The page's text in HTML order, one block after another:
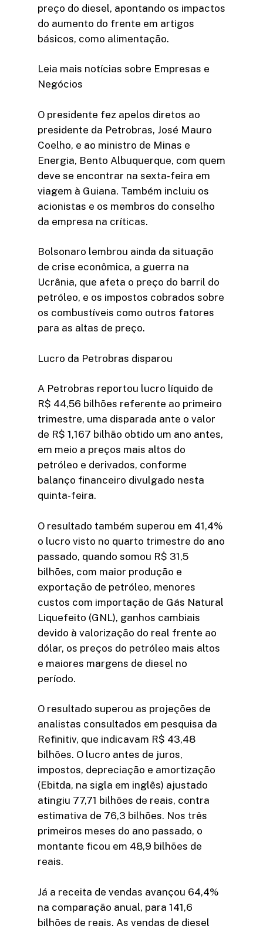
preço do diesel, apontando os impactos
do aumento do frente em artigos
básicos, como alimentação.
Leia mais notícias sobre Empresas e
Negócios
O presidente fez apelos diretos ao
presidente da Petrobras, José Mauro
Coelho, e ao ministro de Minas e
Energia, Bento Albuquerque, com quem
deve se encontrar na sexta-feira em
viagem à Guiana. Também incluiu os
acionistas e os membros do conselho
da empresa na críticas.
Bolsonaro lembrou ainda da situação
de crise econômica, a guerra na
Ucrânia, que afeta o preço do barril do
petróleo, e os impostos cobrados sobre
os combustíveis como outros fatores
para as altas de preço.
Lucro da Petrobras disparou
A Petrobras reportou lucro líquido de
R$ 44,56 bilhões referente ao primeiro
trimestre, uma disparada ante o valor
de R$ 1,167 bilhão obtido um ano antes,
em meio a preços mais altos do
petróleo e derivados, conforme
balanço financeiro divulgado nesta
quinta-feira.
O resultado também superou em 41,4%
o lucro visto no quarto trimestre do ano
passado, quando somou R$ 31,5
bilhões, com maior produção e
exportação de petróleo, menores
custos com importação de Gás Natural
Liquefeito (GNL), ganhos cambiais
devido à valorização do real frente ao
dólar, os preços do petróleo mais altos
e maiores margens de diesel no
período.
O resultado superou as projeções de
analistas consultados em pesquisa da
Refinitiv, que indicavam R$ 43,48
bilhões. O lucro antes de juros,
impostos, depreciação e amortização
(Ebitda, na sigla em inglês) ajustado
atingiu 77,71 bilhões de reais, contra
estimativa de 76,3 bilhões. Nos três
primeiros meses do ano passado, o
montante ficou em 48,9 bilhões de
reais.
Já a receita de vendas avançou 64,4%
na comparação anual, para 141,6
bilhões de reais. As vendas de diesel